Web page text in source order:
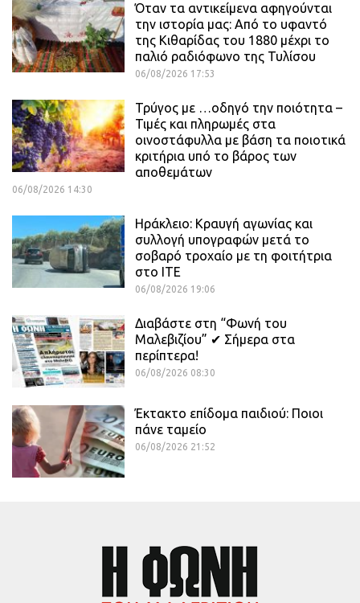
Όταν τα αντικείμενα αφηγούνται
την ιστορία μας: Από το υφαντό
της Κιθαρίδας του 1880 μέχρι το
παλιό ραδιόφωνο της Τυλίσου
06/08/2026 17:53
Τρύγος με …οδηγό την ποιότητα –
Τιμές και πληρωμές στα
οινοστάφυλλα με βάση τα ποιοτικά
κριτήρια υπό το βάρος των
αποθεμάτων
06/08/2026 14:30
Ηράκλειο: Κραυγή αγωνίας και
συλλογή υπογραφών μετά το
σοβαρό τροχαίο με τη φοιτήτρια
στο ΙΤΕ
06/08/2026 19:06
Διαβάστε στη “Φωνή του
Μαλεβιζίου” ✔ Σήμερα στα
περίπτερα!
06/08/2026 08:30
Έκτακτο επίδομα παιδιού: Ποιοι
πάνε ταμείο
06/08/2026 21:52